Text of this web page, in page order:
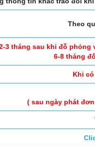
Theo
3 tháng sau khi đỗ
6-8 tháng
Khi
( sau ngày phát